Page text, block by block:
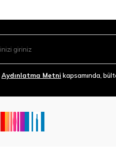
Aydınlatma Metni kapsamında,